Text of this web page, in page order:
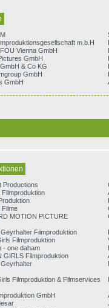
m.b.H
Vienna GmbH
GmbH
& Co KG
GmbH
GmbH
Productions
Filmproduktion
Filme
MOTION PICTURE
Filmproduktion
Filmproduktion
- one daham
GIRLS Filmproduktion
Filmproduktion & Filmservices
GmbH